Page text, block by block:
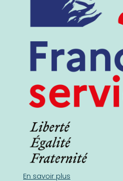
En savoir plus